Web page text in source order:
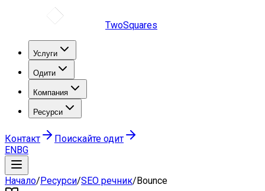
TwoSquares
Услуги
Одити
Компания
Ресурси
Контакт
Поискайте одит
ENBG
Начало/Ресурси/SEO речник/Bounce